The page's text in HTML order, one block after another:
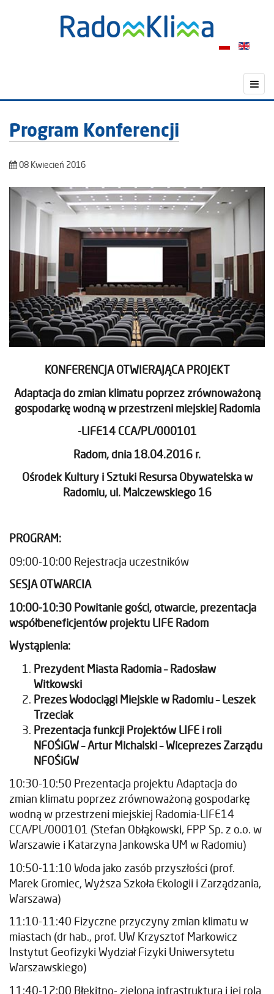
Program Konferencji
08 Kwiecień 2016
KONFERENCJA OTWIERAJĄCA PROJEKT
Adaptacja do zmian klimatu poprzez zrównoważoną
gospodarkę wodną w przestrzeni miejskiej Radomia
-LIFE14 CCA/PL/000101
Radom, dnia 18.04.2016 r.
Ośrodek Kultury i Sztuki Resursa Obywatelska w
Radomiu, ul. Malczewskiego 16
PROGRAM:
09:00-10:00 Rejestracja uczestników
SESJA OTWARCIA
10:00-10:30 Powitanie gości, otwarcie, prezentacja
współbeneficjentów projektu LIFE Radom
Wystąpienia:
Prezydent Miasta Radomia – Radosław
Witkowski
Prezes Wodociągi Miejskie w Radomiu – Leszek
Trzeciak
Prezentacja funkcji Projektów LIFE i roli
NFOŚiGW – Artur Michalski – Wiceprezes Zarządu
NFOŚiGW
10:30-10:50 Prezentacja projektu Adaptacja do
zmian klimatu poprzez zrównoważoną gospodarkę
wodną w przestrzeni miejskiej Radomia-LIFE14
CCA/PL/000101 (Stefan Obłąkowski, FPP Sp. z o.o. w
Warszawie i Katarzyna Jankowska UM w Radomiu)
10:50-11:10 Woda jako zasób przyszłości (prof.
Marek Gromiec, Wyższa Szkoła Ekologii i Zarządzania,
Warszawa)
11:10-11:40 Fizyczne przyczyny zmian klimatu w
miastach (dr hab., prof. UW Krzysztof Markowicz
Instytut Geofizyki Wydział Fizyki Uniwersytetu
Warszawskiego)
11:40-12:00 Błękitno- zielona infrastruktura i jej rola